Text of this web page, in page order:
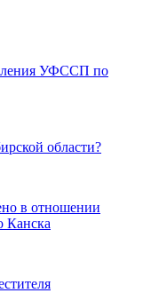
УФССП по
области?
в отношении
Канска